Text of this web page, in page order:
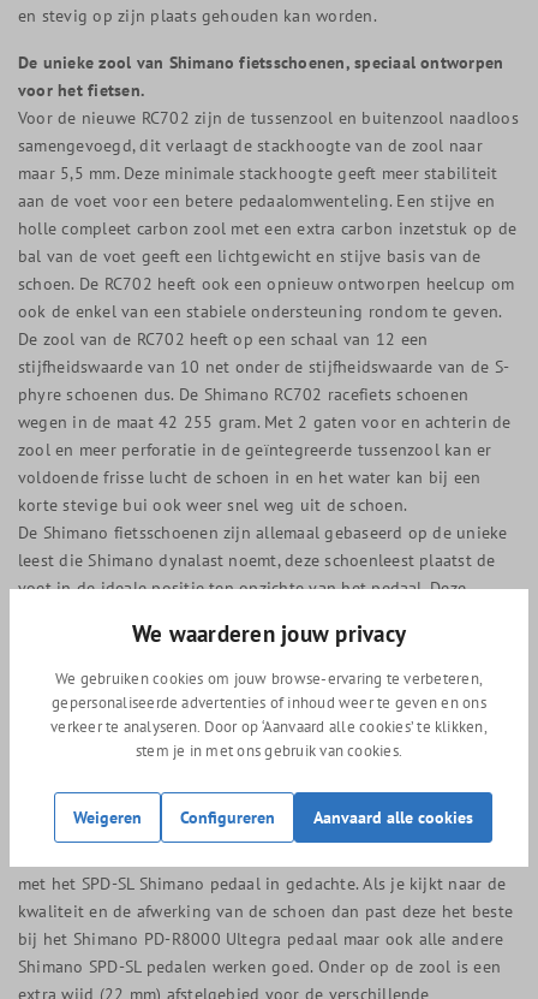
en stevig op zijn plaats gehouden kan worden.
De unieke zool van Shimano fietsschoenen, speciaal ontworpen
voor het fietsen.
Voor de nieuwe RC702 zijn de tussenzool en buitenzool naadloos
samengevoegd, dit verlaagt de stackhoogte van de zool naar
maar 5,5 mm. Deze minimale stackhoogte geeft meer stabiliteit
aan de voet voor een betere pedaalomwenteling. Een stijve en
holle compleet carbon zool met een extra carbon inzetstuk op de
bal van de voet geeft een lichtgewicht en stijve basis van de
schoen. De RC702 heeft ook een opnieuw ontworpen heelcup om
ook de enkel van een stabiele ondersteuning rondom te geven.
De zool van de RC702 heeft op een schaal van 12 een
stijfheidswaarde van 10 net onder de stijfheidswaarde van de S-
phyre schoenen dus. De Shimano RC702 racefiets schoenen
wegen in de maat 42 255 gram. Met 2 gaten voor en achterin de
zool en meer perforatie in de geïntegreerde tussenzool kan er
voldoende frisse lucht de schoen in en het water kan bij een
korte stevige bui ook weer snel weg uit de schoen.
De Shimano fietsschoenen zijn allemaal gebaseerd op de unieke
leest die Shimano dynalast noemt, deze schoenleest plaatst de
voet in de ideale positie ten opzichte van het pedaal. Deze
met een geoptimaliseerde schoenleest. Spanning in de voetzool
beïnvloedt de beenspieren, als je dit wegneemt geeft dat een
grotere bewegingsvrijheid en stimuleert een soepelere,
efficiëntere opwaartse beweging.
De Shimano RC702 schoenen zijn het meeste geschikt voor de
fanatieke wielrenner. De schoenen zijn te combineren met alle
met het SPD-SL Shimano pedaal in gedachte. Als je kijkt naar de
kwaliteit en de afwerking van de schoen dan past deze het beste
bij het Shimano PD-R8000 Ultegra pedaal maar ook alle andere
Shimano SPD-SL pedalen werken goed. Onder op de zool is een
extra wijd (22 mm) afstelgebied voor de verschillende
We waarderen jouw privacy
We gebruiken cookies om jouw browse-ervaring te verbeteren,
gepersonaliseerde advertenties of inhoud weer te geven en ons
verkeer te analyseren. Door op ‘Aanvaard alle cookies’ te klikken,
stem je in met ons gebruik van cookies.
Weigeren Configureren Aanvaard alle cookies